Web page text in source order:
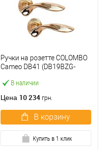
В наличии
Ручки на розетте COLOMBO
Cameo DB41 (DB19BZG-
латунь
Цена 10 234 грн.
В корзину
Купить в 1 клик